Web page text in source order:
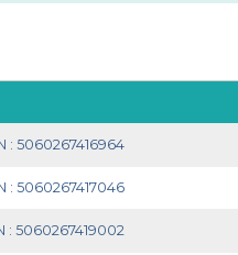
: 5060267416964
: 5060267417046
: 5060267419002